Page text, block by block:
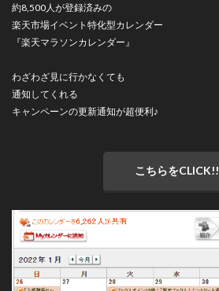
約8,500人が登録済みの
楽天市場イベント特化型カレンダー
『楽天マラソンカレンダー』
わざわざ見に行かなくても
通知してくれる
キャンペーンの更新通知が超便利♪
こちらをCLICK!!